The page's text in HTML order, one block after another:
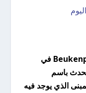
تم تفجير صراف ألي في ساحة Beukenplein في
باسم
الذي يوجد فيه